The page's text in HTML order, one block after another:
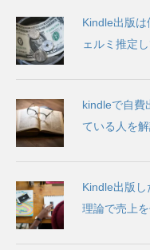
Kindle出版
ェルミ推定
kindleで自費
ている人を
Kindle出版
理論で売上